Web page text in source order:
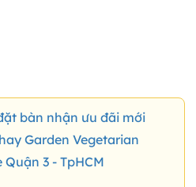
bàn nhận ưu đãi mới
Garden Vegetarian
3 - TpHCM